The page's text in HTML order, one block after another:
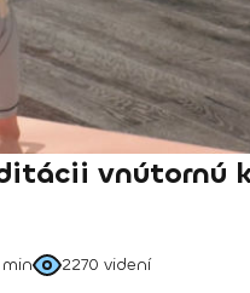
vnútornú
min 2270 videní